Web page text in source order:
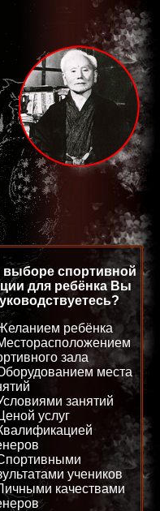
спортивной
для ребёнка Вы
ребёнка
зала
места
занятий
услуг
учеников
качествами